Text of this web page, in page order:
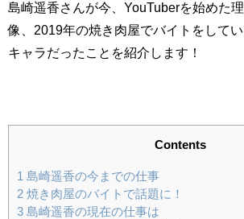
島崎遥香さんが今、YouTuberを始めた
像、2019年の焼き肉屋でバイトをして
キャラだったことを紹介します！
Contents
1 島崎遥香の今までの仕事
2 焼き肉屋のバイトで話題に！
3 島崎遥香の現在の仕事は